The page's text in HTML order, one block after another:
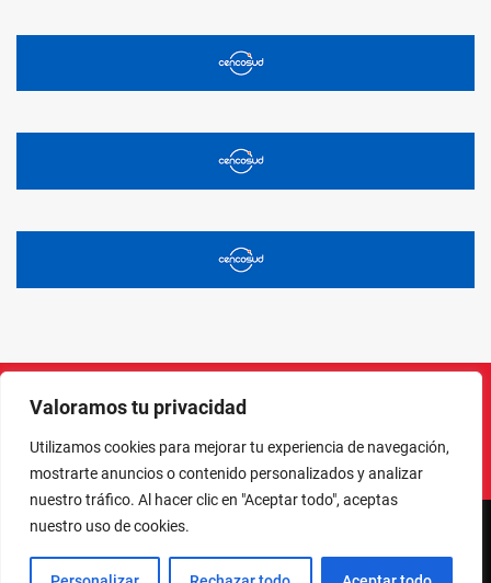
Valoramos tu privacidad
Utilizamos cookies para mejorar tu experiencia de navegación,
mostrarte anuncios o contenido personalizados y analizar
nuestro tráfico. Al hacer clic en "Aceptar todo", aceptas
nuestro uso de cookies.
InstagramFacebook
X
NORTE EN LÍNEA - TODOS LOS DERECHOS RESERVADOS